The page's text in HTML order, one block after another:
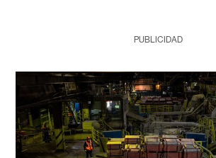
PUBLICIDAD